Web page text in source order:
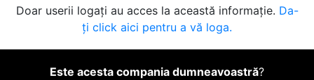
Doar userii logați au acces la această informație. Da-
ți click aici pentru a vă loga.
Este acesta compania dumneavoastră?